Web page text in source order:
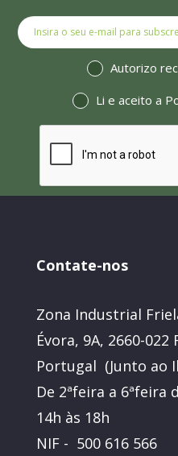
Autorizo
Li e aceito a
Contate-nos
Zona Industrial
Évora, 9A, 2660-022
Portugal (Junto ao
De 2ªfeira a 6ªfeira
14h às 18h
NIF - 500 616 566